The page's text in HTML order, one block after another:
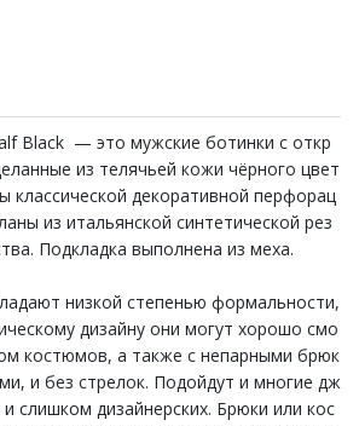
Black — это мужские ботинки с откр
из телячьей кожи чёрного цвет
классической декоративной перфорац
из итальянской синтетической рез
Подкладка выполнена из меха.
низкой степенью формальности,
дизайну они могут хорошо смо
костюмов, а также с непарными брюк
и без стрелок. Подойдут и многие дж
слишком дизайнерских. Брюки или кос